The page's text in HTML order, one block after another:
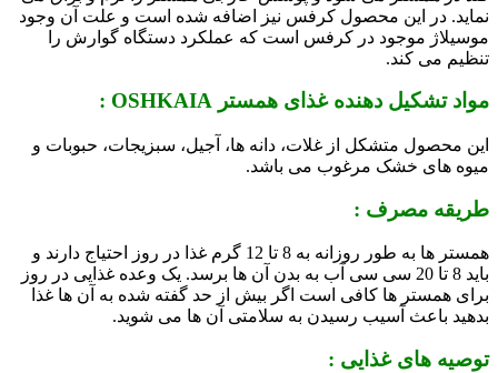
نماید. در این محصول کرفس نیز اضافه شده است و علت آن وجود
موسیلاژ موجود در کرفس است که عملکرد دستگاه گوارش را
تنظیم می کند.
مواد تشکیل دهنده غذای همستر OSHKAIA :
این محصول متشکل از غلات، دانه ها، آجیل، سبزیجات، حبوبات و
میوه های خشک مرغوب می باشد.
طریقه مصرف :
همستر ها به طور روزانه به 8 تا 12 گرم غذا در روز احتیاج دارند و
باید 8 تا 20 سی سی آب به بدن آن ها برسد. یک وعده غذایی در روز
برای همستر ها کافی است اگر بیش از حد گفته شده به آن ها غذا
بدهید باعث آسیب رسیدن به سلامتی آن ها می شوید.
توصیه های غذایی :